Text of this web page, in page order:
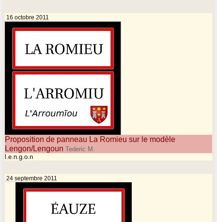
16 octobre 2011
Proposition de panneau La Romieu sur le modèle
Lengon/Lengoun Tederic M.
l.e.n.g.o.n
24 septembre 2011